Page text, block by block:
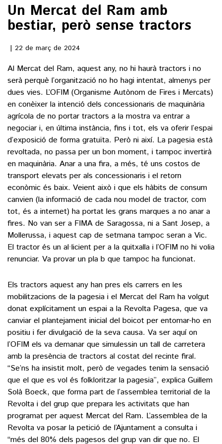
POLÍTICA
ECONOMIA
VEURE TOTES
ESPORTS
FUTBOL
HOQUEI PATINS
MOTOR
VEURE TOTES
CULTURA
ARTS ESCÈNIQUES
CULTURA POPULAR
LLIBRES
CALAIX
VEURE TOTES
SUPLEMENTS
FOTOGALERIES
9MAGAZÍN
AGENDA
BLOGOSFERA
Un Mercat del Ram amb
bestiar, però sense tractors
22 de març de 2024
Al Mercat del Ram, aquest any, no hi haurà tractors i no
serà perquè l’organització no ho hagi intentat, almenys per
dues vies. L’OFIM (Organisme Autònom de Fires i Mercats)
en conèixer la intenció dels concessionaris de maquinària
agrícola de no portar tractors a la mostra va entrar a
negociar i, en última instància, fins i tot, els va oferir l’espai
d’exposició de forma gratuïta. Però ni així. La pagesia està
revoltada, no passa per un bon moment, i tampoc invertirà
en maquinària. Anar a una fira, a més, té uns costos de
transport elevats per als concessionaris i el retorn
econòmic és baix. Veient això i que els hàbits de consum
canvien (la informació de cada nou model de tractor, com
tot, és a internet) ha portat les grans marques a no anar a
fires. No van ser a FIMA de Saragossa, ni a Sant Josep, a
Mollerussa, i aquest cap de setmana tampoc seran a Vic.
El tractor és un al·licient per a la quitxalla i l’OFIM no hi volia
renunciar. Va provar un pla b que tampoc ha funcionat.
Els tractors aquest any han pres els carrers en les
mobilitzacions de la pagesia i el Mercat del Ram ha volgut
donat explícitament un espai a la Revolta Pagesa, que va
canviar el plantejament inicial del boicot per entomar-ho en
positiu i fer divulgació de la seva causa. Va ser aquí on
l’OFIM els va demanar que simulessin un tall de carretera
amb la presència de tractors al costat del recinte firal.
“Se’ns ha insistit molt, però de vegades tenim la sensació
que el que es vol és folkloritzar la pagesia”, explica Guillem
Solà Boeck, que forma part de l’assemblea territorial de la
Revolta i del grup que prepara les activitats que han
programat per aquest Mercat del Ram. L’assemblea de la
Revolta va posar la petició de l’Ajuntament a consulta i
“més del 80% dels pagesos del grup van dir que no. El